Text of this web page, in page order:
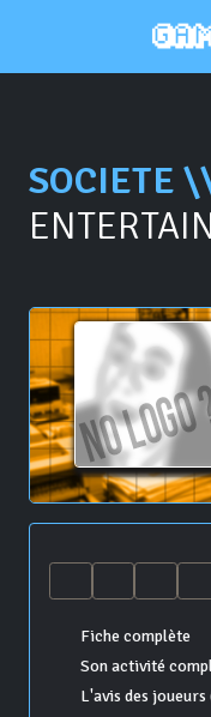
SOCIETE
Fiche complète
Son activité
L'avis des joueurs